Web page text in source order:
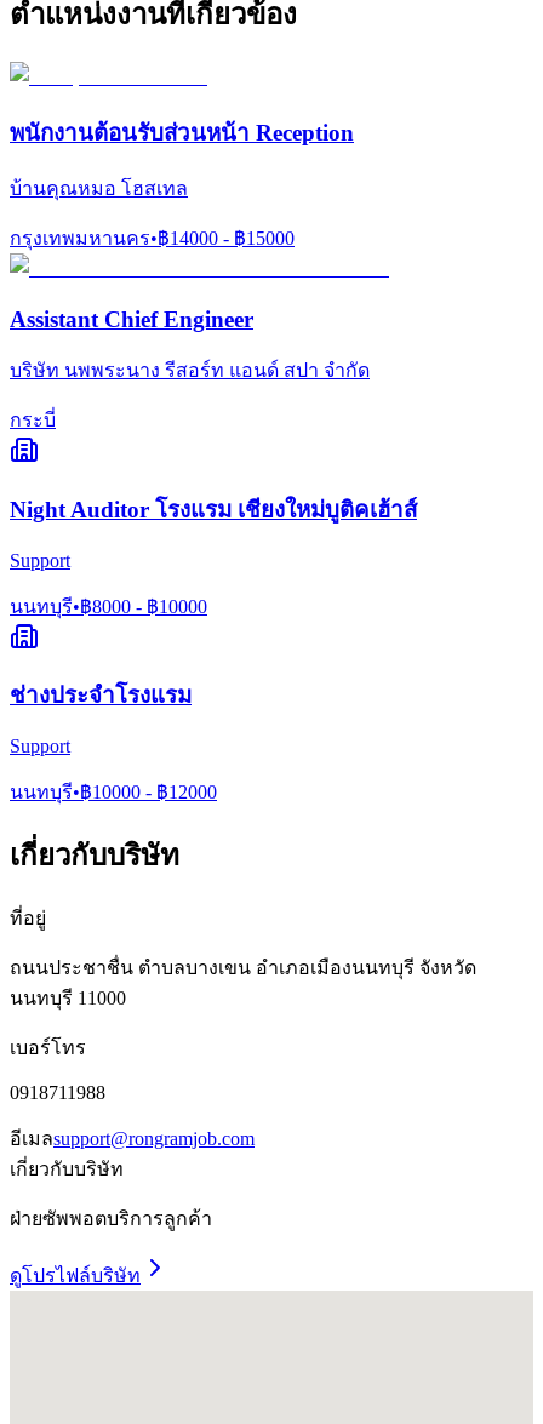
ตำแหน่งงานที่เกี่ยวข้อง
พนักงานต้อนรับส่วนหน้า Reception
บ้านคุณหมอ โฮสเทล
กรุงเทพมหานคร•฿14000 - ฿15000
Assistant Chief Engineer
บริษัท นพพระนาง รีสอร์ท แอนด์ สปา จำกัด
กระบี่
Night Auditor โรงแรม เชียงใหม่บูติคเฮ้าส์
Support
นนทบุรี•฿8000 - ฿10000
ช่างประจำโรงแรม
Support
นนทบุรี•฿10000 - ฿12000
เกี่ยวกับบริษัท
ที่อยู่
ถนนประชาชื่น ตำบลบางเขน อำเภอเมืองนนทบุรี จังหวัด
นนทบุรี 11000
เบอร์โทร
0918711988
อีเมลsupport@rongramjob.com
เกี่ยวกับบริษัท
ฝ่ายซัพพอตบริการลูกค้า
ดูโปรไฟล์บริษัท